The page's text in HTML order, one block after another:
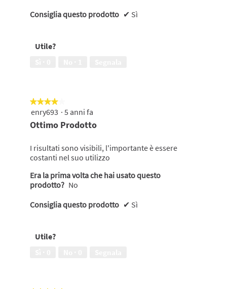
Consiglia questo prodotto ✔ Sì
Utile?
★★★★★
★★★★★
4
5
enry693 · 5 anni fa
Ottimo Prodotto
I risultati sono visibili, l'importante è essere
costanti nel suo utilizzo
Era la prima volta che hai usato questo
prodotto? No
Consiglia questo prodotto ✔ Sì
Utile?